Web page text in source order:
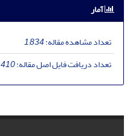
آمار
تعداد مشاهده مقاله:1,834
تعداد دریافت فایل اصل مقاله:410